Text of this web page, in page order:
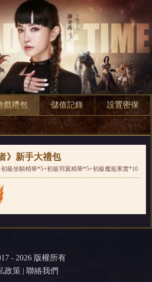
戲禮包 儲值記錄 設置密保
》新手大禮包
級坐騎精華*5+初級羽翼精華*5+初級魔寵果實*10
- 2026 版權所有
政策 | 聯絡我們